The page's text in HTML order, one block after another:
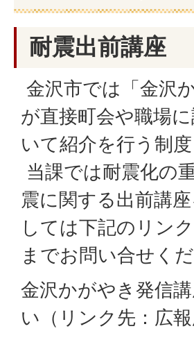
耐震出前講座
金沢市では「金沢
が直接町会や職場
いて紹介を行う制
当課では耐震化の
震に関する出前講
しては下記のリン
までお問い合せくだ
金沢かがやき発信
い（リンク先：広報